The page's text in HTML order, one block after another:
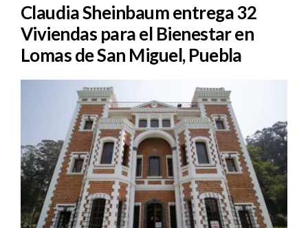
Claudia Sheinbaum entrega 32
Viviendas para el Bienestar en
Lomas de San Miguel, Puebla